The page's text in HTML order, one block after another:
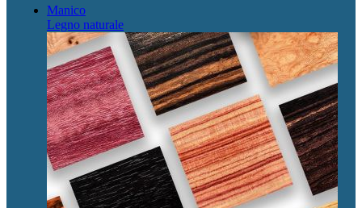
Manico
Legno naturale